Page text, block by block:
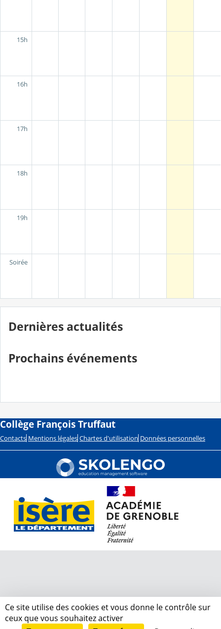
15h
16h
17h
18h
19h
Soirée
Dernières actualités
Prochains événements
Collège François Truffaut
Contacts Mentions légales Chartes d'utilisation Données personnelles
Ce site utilise des cookies et vous donne le contrôle sur
ceux que vous souhaitez activer